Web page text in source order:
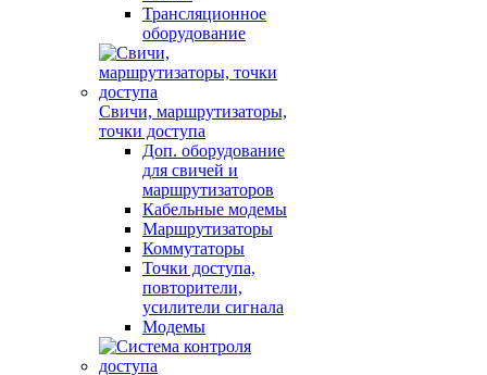
Трансляционное
оборудование
Свичи, маршрутизаторы,
точки доступа
Доп. оборудование
для свичей и
маршрутизаторов
Кабельные модемы
Маршрутизаторы
Коммутаторы
Точки доступа,
повторители,
усилители сигнала
Модемы